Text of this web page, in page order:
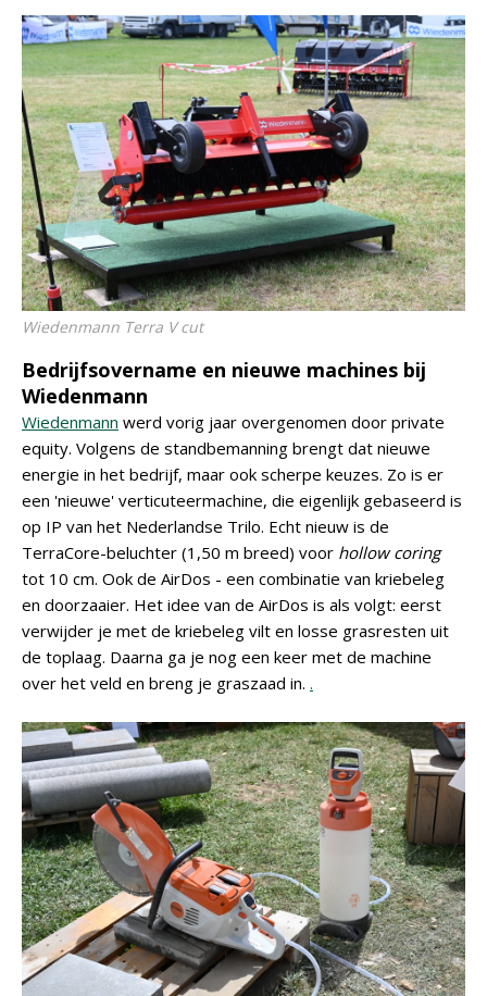
Wiedenmann Terra V cut
Bedrijfsovername en nieuwe machines bij
Wiedenmann
Wiedenmann werd vorig jaar overgenomen door private
equity. Volgens de standbemanning brengt dat nieuwe
energie in het bedrijf, maar ook scherpe keuzes. Zo is er
een 'nieuwe' verticuteermachine, die eigenlijk gebaseerd is
op IP van het Nederlandse Trilo. Echt nieuw is de
TerraCore-beluchter (1,50 m breed) voor hollow coring
tot 10 cm. Ook de AirDos - een combinatie van kriebeleg
en doorzaaier. Het idee van de AirDos is als volgt: eerst
verwijder je met de kriebeleg vilt en losse grasresten uit
de toplaag. Daarna ga je nog een keer met de machine
over het veld en breng je graszaad in. .